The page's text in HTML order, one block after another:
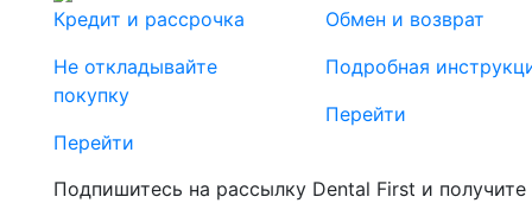
Кредит и рассрочка
Не откладывайте
покупку
Перейти
Обмен и возврат
Подробная
Перейти
Подпишитесь на рассылку Dental First и